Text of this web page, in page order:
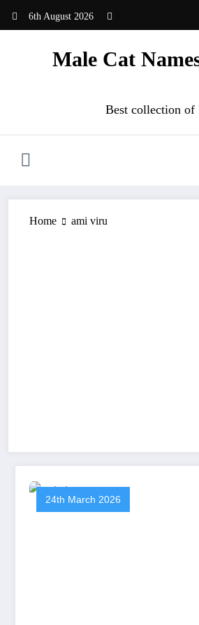
6th August 2026
Male Cat
Best collection of
Home ami viru
24th March 2026